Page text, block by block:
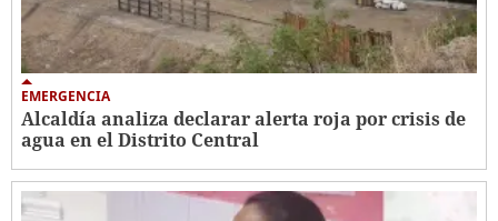
EMERGENCIA
Alcaldía analiza declarar alerta roja por crisis de
agua en el Distrito Central